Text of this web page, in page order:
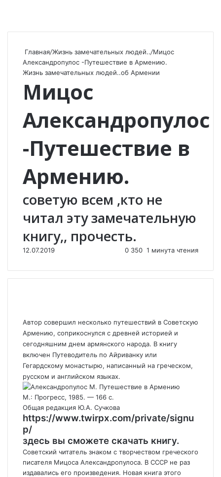
Главная/Жизнь замечательных людей../Мицос
Александропулос -Путешествие в Армению.
Жизнь замечательных людей..об Армении
Мицос
Александропулос
-Путешествие в
Армению.
советую всем ,кто не
читал эту замечательную
книгу,, прочесть.
12.07.2019 0 350 1 минута чтения
Автор совершил несколько путешествий в Советскую
Армению, соприкоснулся с древней историей и
сегодняшним днем армянского народа. В книгу
включен Путеводитель по Айриванку или
Гегардскому монастырю, написанный на греческом,
русском и английском языках.
М.: Прогресс, 1985. — 166 с.
Общая редакция Ю.А. Сучкова
https://www.twirpx.com/private/signu
p/
здесь вы сможете скачать книгу.
Советский читатель знаком с творчеством греческого
писателя Мицоса Александропулоса. В СССР не раз
издавались его произведения. Новая книга этого